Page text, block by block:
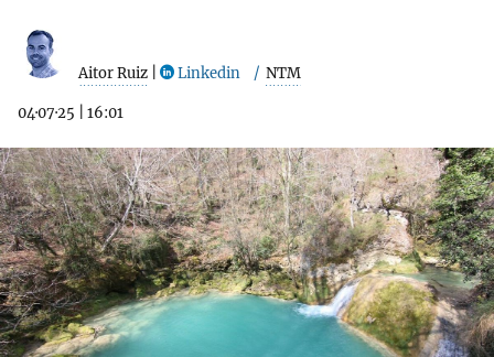
Aitor Ruiz Linkedin NTM
04·07·25 16:01